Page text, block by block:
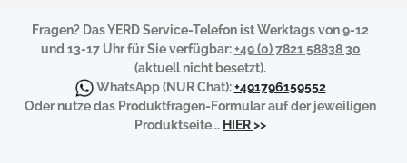
Fragen? Das YERD Service-Telefon ist Werktags von 9-12
und 13-17 Uhr für Sie verfügbar:+49 (0) 7821 58838 30
(aktuell nicht besetzt).
WhatsApp(NUR Chat):+491796159552
Oder nutze das Produktfragen-Formular auf der jeweiligen
Produktseite... HIER>>